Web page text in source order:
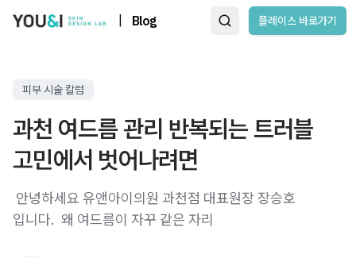
Blog 플레이스 바로가기
피부 시술 칼럼
과천 여드름 관리 반복되는 트러블
고민에서 벗어나려면
​ 안녕하세요 유앤아이의원 과천점 대표원장 장승호
입니다. ​ 왜 여드름이 자꾸 같은 자리